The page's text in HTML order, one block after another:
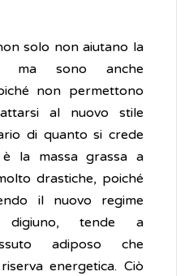
solo non aiutano la
ma sono anche
non permettono
al nuovo stile
di quanto si crede
è la massa grassa a
drastiche, poiché
il nuovo regime
digiuno, tende a
adiposo che
energetica. Ciò